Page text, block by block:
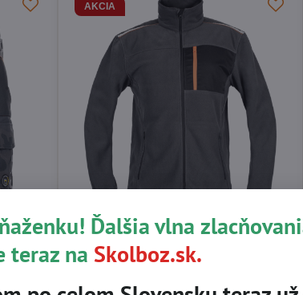
AKCIA
EMERTON STRETCH fleece bunda
SKLADOM
27,38 €
Ďalšia vlna
teraz na Skolboz.sk.